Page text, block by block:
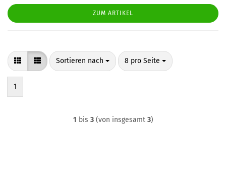
ZUM ARTIKEL
Sortieren nach
Sortieren nach 8 pro Seite
pro Seite
1
1 bis 3(von insgesamt 3)